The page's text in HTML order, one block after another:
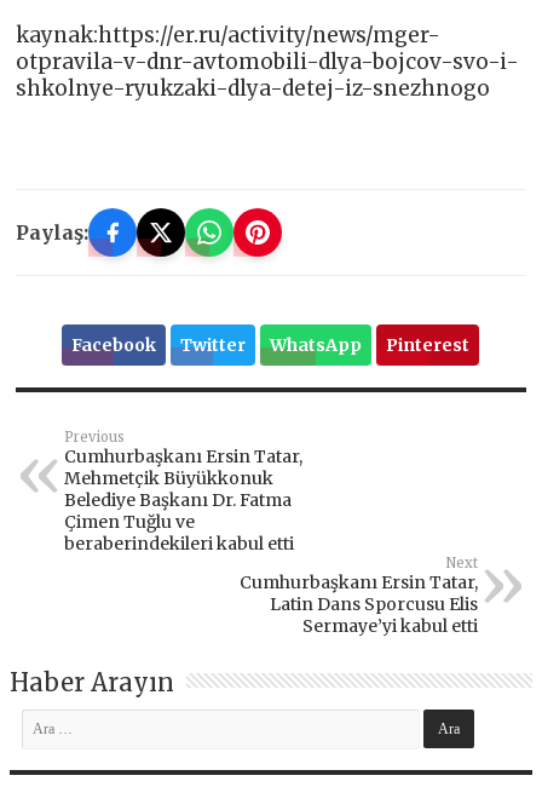
kaynak:https://er.ru/activity/news/mger-
otpravila-v-dnr-avtomobili-dlya-bojcov-svo-i-
shkolnye-ryukzaki-dlya-detej-iz-snezhnogo
Paylaş:
Facebook Twitter WhatsApp Pinterest
Previous
Cumhurbaşkanı Ersin Tatar,
Mehmetçik Büyükkonuk
Belediye Başkanı Dr. Fatma
Çimen Tuğlu ve
beraberindekileri kabul etti
Next
Cumhurbaşkanı Ersin Tatar,
Latin Dans Sporcusu Elis
Sermaye’yi kabul etti
Haber Arayın